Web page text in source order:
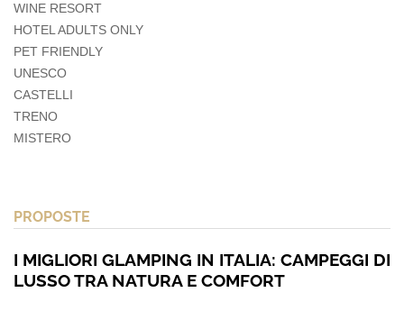
WINE RESORT
HOTEL ADULTS ONLY
PET FRIENDLY
UNESCO
CASTELLI
TRENO
MISTERO
PROPOSTE
I MIGLIORI GLAMPING IN ITALIA: CAMPEGGI DI
LUSSO TRA NATURA E COMFORT